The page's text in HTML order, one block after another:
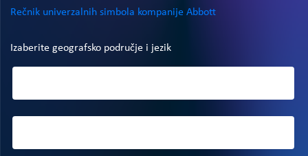
Rečnik univerzalnih simbola kompanije Abbott
Izaberite geografsko područje i jezik